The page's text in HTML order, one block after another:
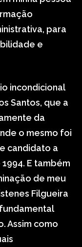
para
e
incondicional
Santos, que a
da
o mesmo foi
candidato a
E também
de meu
Filgueira
Assim como